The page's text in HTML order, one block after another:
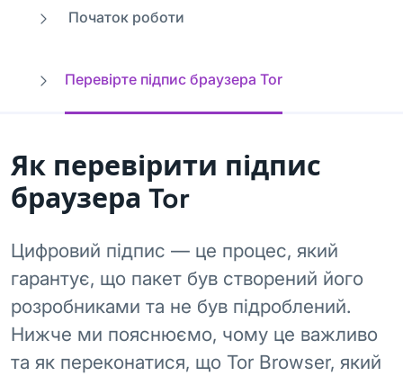
Початок роботи
Перевірте підпис браузера Tor
Як перевірити підпис
браузера Tor
Цифровий підпис — це процес, який
гарантує, що пакет був створений його
розробниками та не був підроблений.
Нижче ми пояснюємо, чому це важливо
та як переконатися, що Tor Browser, який